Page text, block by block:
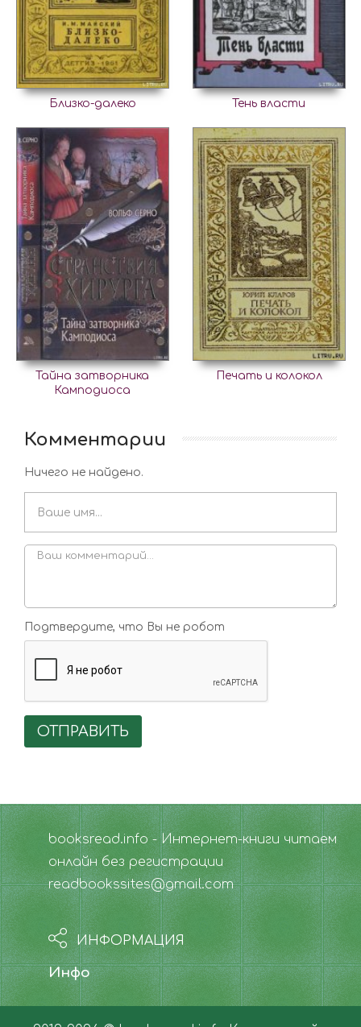
Близко-далеко Тень власти
Тайна затворника
Камподиоса
Печать и колокол
Комментарии
Ничего не найдено.
Подтвердите, что Вы не робот
ОТПРАВИТЬ
booksread.info - Интернет-книги читаем
онлайн без регистрации
readbookssites@gmail.com
ИНФОРМАЦИЯ
Инфо